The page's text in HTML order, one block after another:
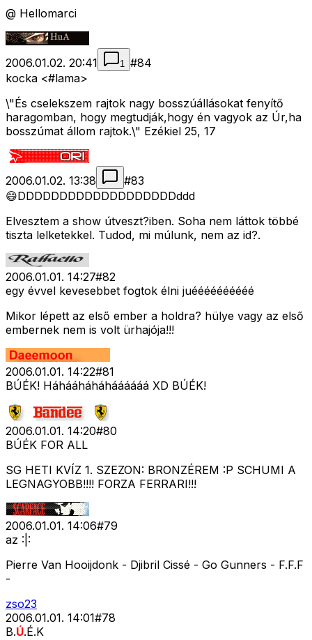
@ Hellomarci
2006.01.02. 20:41 1 #84
kocka <#lama>
\"És cselekszem rajtok nagy bosszúállásokat fenyítő
haragomban, hogy megtudják,hogy én vagyok az Úr,ha
bosszúmat állom rajtok.\" Ezékiel 25, 17
2006.01.02. 13:38 #83
😄DDDDDDDDDDDDDDDDDDDddd
Elvesztem a show útveszt?iben. Soha nem láttok többé
tiszta lelketekkel. Tudod, mi múlunk, nem az id?.
2006.01.01. 14:27#82
egy évvel kevesebbet fogtok élni juéééééééééé
Mikor lépett az első ember a holdra? hülye vagy az első
embernek nem is volt ürhajója!!!
2006.01.01. 14:22#81
BÚÉK! Háhááháháháááááá XD BÚÉK!
2006.01.01. 14:20#80
BÚÉK FOR ALL
SG HETI KVÍZ 1. SZEZON: BRONZÉREM :P SCHUMI A
LEGNAGYOBB!!!! FORZA FERRARI!!!
2006.01.01. 14:06#79
az :|:
Pierre Van Hooijdonk - Djibril Cissé - Go Gunners - F.F.F
-
zso23
2006.01.01. 14:01#78
B.Ú.É.K